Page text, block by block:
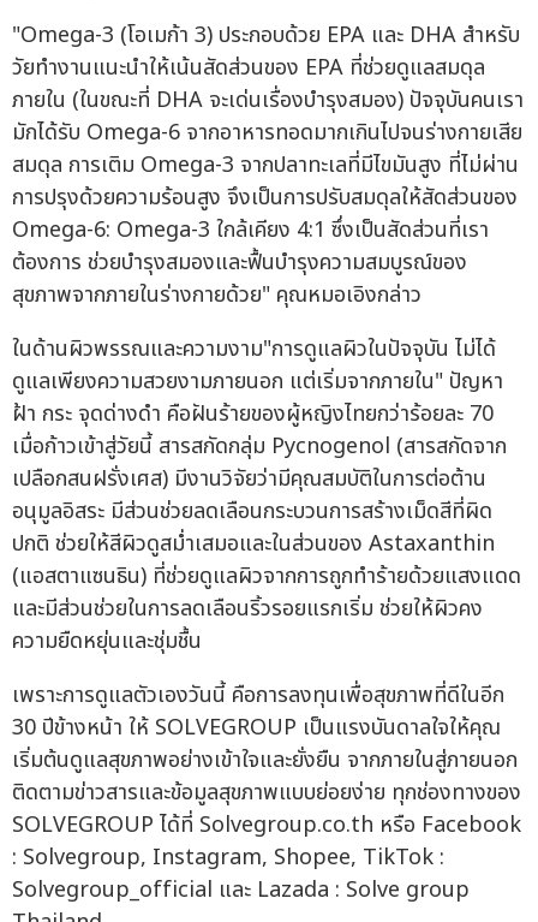
"Omega-3 (โอเมก้า 3) ประกอบด้วย EPA และ DHA สำหรับ
วัยทำงานแนะนำให้เน้นสัดส่วนของ EPA ที่ช่วยดูแลสมดุล
ภายใน (ในขณะที่ DHA จะเด่นเรื่องบำรุงสมอง) ปัจจุบันคนเรา
มักได้รับ Omega-6 จากอาหารทอดมากเกินไปจนร่างกายเสีย
สมดุล การเติม Omega-3 จากปลาทะเลที่มีไขมันสูง ที่ไม่ผ่าน
การปรุงด้วยความร้อนสูง จึงเป็นการปรับสมดุลให้สัดส่วนของ
Omega-6: Omega-3 ใกล้เคียง 4:1 ซึ่งเป็นสัดส่วนที่เรา
ต้องการ ช่วยบำรุงสมองและฟื้นบำรุงความสมบูรณ์ของ
สุขภาพจากภายในร่างกายด้วย" คุณหมอเอิงกล่าว
ในด้านผิวพรรณและความงาม"การดูแลผิวในปัจจุบัน ไม่ได้
ดูแลเพียงความสวยงามภายนอก แต่เริ่มจากภายใน" ปัญหา
ฝ้า กระ จุดด่างดำ คือฝันร้ายของผู้หญิงไทยกว่าร้อยละ 70
เมื่อก้าวเข้าสู่วัยนี้ สารสกัดกลุ่ม Pycnogenol (สารสกัดจาก
เปลือกสนฝรั่งเศส) มีงานวิจัยว่ามีคุณสมบัติในการต่อต้าน
อนุมูลอิสระ มีส่วนช่วยลดเลือนกระบวนการสร้างเม็ดสีที่ผิด
ปกติ ช่วยให้สีผิวดูสม่ำเสมอและในส่วนของ Astaxanthin
(แอสตาแซนธิน) ที่ช่วยดูแลผิวจากการถูกทำร้ายด้วยแสงแดด
และมีส่วนช่วยในการลดเลือนริ้วรอยแรกเริ่ม ช่วยให้ผิวคง
ความยืดหยุ่นและชุ่มชื้น
เพราะการดูแลตัวเองวันนี้ คือการลงทุนเพื่อสุขภาพที่ดีในอีก
30 ปีข้างหน้า ให้ SOLVEGROUP เป็นแรงบันดาลใจให้คุณ
เริ่มต้นดูแลสุขภาพอย่างเข้าใจและยั่งยืน จากภายในสู่ภายนอก
ติดตามข่าวสารและข้อมูลสุขภาพแบบย่อยง่าย ทุกช่องทางของ
SOLVEGROUP ได้ที่ Solvegroup.co.th หรือ Facebook
: Solvegroup, Instagram, Shopee, TikTok :
Solvegroup_official และ Lazada : Solve group